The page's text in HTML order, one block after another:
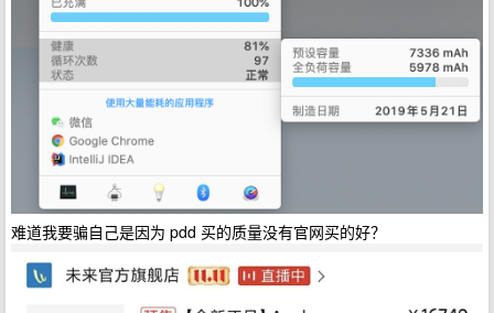
难道我要骗自己是因为 pdd 买的质量没有官网买的好？